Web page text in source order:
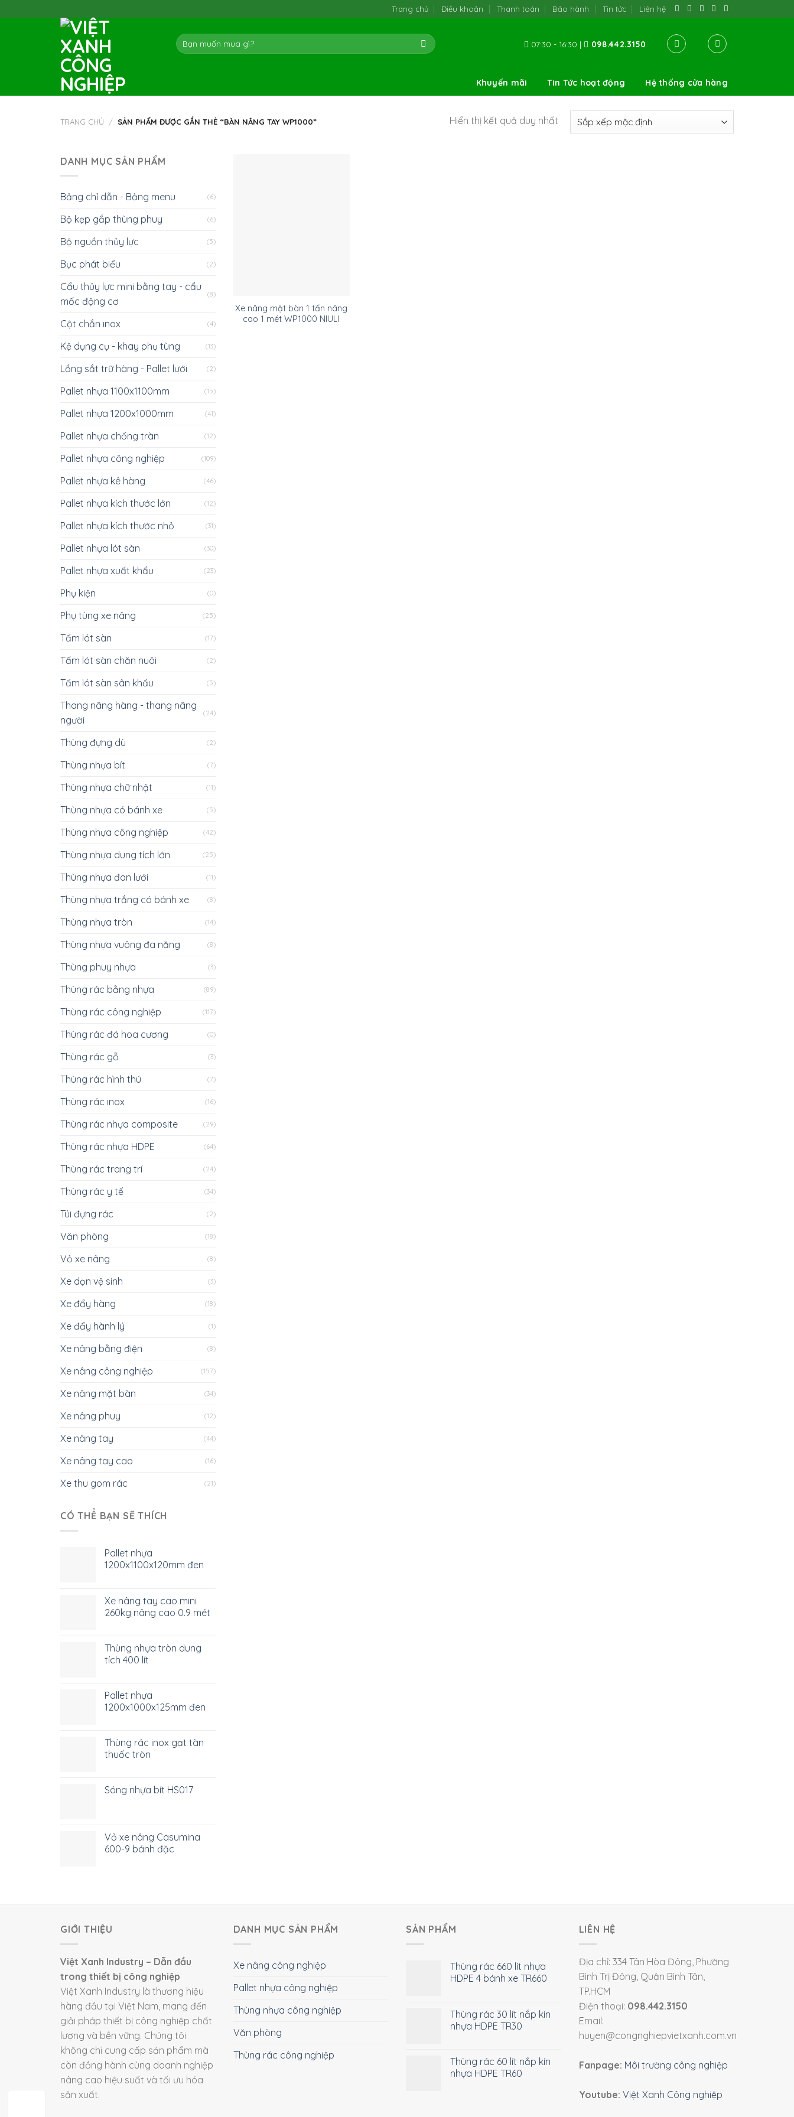
to
Trang chủ Điều khoản Thanh toán Bảo hành Tin tức Liên hệ
Tìm
kiếm:
07:30 - 16:30 | 098.442.3150
Khuyến mãi Tin Tức hoạt động Hệ thống cửa hàng
TRANG CHỦ / SẢN PHẨM ĐƯỢC GẮN THẺ “BÀN NÂNG TAY WP1000” Hiển thị kết quả duy nhất
DANH MỤC SẢN PHẨM
Bảng chỉ dẫn - Bảng menu (6)
Bộ kẹp gắp thùng phuy (6)
Bộ nguồn thủy lực (5)
Bục phát biểu (2)
Cẩu thủy lực mini bằng tay - cẩu
mốc động cơ
(8)
Cột chắn inox (4)
Kệ dụng cụ - khay phụ tùng (13)
Lồng sắt trữ hàng - Pallet lưới (2)
Pallet nhựa 1100x1100mm (15)
Pallet nhựa 1200x1000mm (41)
Pallet nhựa chống tràn (12)
Pallet nhựa công nghiệp (109)
Pallet nhựa kê hàng (46)
Pallet nhựa kích thước lớn (12)
Pallet nhựa kích thước nhỏ (31)
Pallet nhựa lót sàn (30)
Pallet nhựa xuất khẩu (23)
Phụ kiện (0)
Phụ tùng xe nâng (25)
Tấm lót sàn (17)
Tấm lót sàn chăn nuôi (2)
Tấm lót sàn sân khấu (5)
Thang nâng hàng - thang nâng
người
(24)
Thùng đựng dù (2)
Thùng nhựa bít (7)
Thùng nhựa chữ nhật (11)
Thùng nhựa có bánh xe (5)
Thùng nhựa công nghiệp (42)
Thùng nhựa dung tích lớn (25)
Thùng nhựa đan lưới (11)
Thùng nhựa trắng có bánh xe (8)
Thùng nhựa tròn (14)
Thùng nhựa vuông đa năng (8)
Thùng phuy nhựa (3)
Thùng rác bằng nhựa (89)
Thùng rác công nghiệp (117)
Thùng rác đá hoa cương (0)
Thùng rác gỗ (3)
Thùng rác hình thú (7)
Thùng rác inox (16)
Thùng rác nhựa composite (29)
Thùng rác nhựa HDPE (64)
Thùng rác trang trí (24)
Thùng rác y tế (34)
Túi đựng rác (2)
Văn phòng (18)
Vỏ xe nâng (8)
Xe dọn vệ sinh (3)
Xe đẩy hàng (18)
Xe đẩy hành lý (1)
Xe nâng bằng điện (8)
Xe nâng công nghiệp (157)
Xe nâng mặt bàn (34)
Xe nâng phuy (12)
Xe nâng tay (44)
Xe nâng tay cao (16)
Xe thu gom rác (21)
CÓ THỂ BẠN SẼ THÍCH
Pallet nhựa
1200x1100x120mm đen
Xe nâng tay cao mini
260kg nâng cao 0.9 mét
Thùng nhựa tròn dung
tích 400 lít
Pallet nhựa
1200x1000x125mm đen
Thùng rác inox gạt tàn
thuốc tròn
Sóng nhựa bít HS017
Vỏ xe nâng Casumina
600-9 bánh đặc
Xe nâng mặt bàn 1 tấn nâng
cao 1 mét WP1000 NIULI
GIỚI THIỆU
Việt Xanh Industry – Dẫn đầu
trong thiết bị công nghiệp
Việt Xanh Industry là thương hiệu
hàng đầu tại Việt Nam, mang đến
giải pháp thiết bị công nghiệp chất
lượng và bền vững. Chúng tôi
không chỉ cung cấp sản phẩm mà
còn đồng hành cùng doanh nghiệp
nâng cao hiệu suất và tối ưu hóa
sản xuất.
DANH MỤC SẢN PHẨM
Xe nâng công nghiệp
Pallet nhựa công nghiệp
Thùng nhựa công nghiệp
Văn phòng
Thùng rác công nghiệp
SẢN PHẨM
Thùng rác 660 lít nhựa
HDPE 4 bánh xe TR660
Thùng rác 30 lít nắp kín
nhựa HDPE TR30
Thùng rác 60 lít nắp kín
nhựa HDPE TR60
LIÊN HỆ
Địa chỉ: 334 Tân Hòa Đông, Phường
Bình Trị Đông, Quận Bình Tân,
TP.HCM
Điện thoại: 098.442.3150
Email:
huyen@congnghiepvietxanh.com.vn
Fanpage: Môi trường công nghiệp
Youtube: Việt Xanh Công nghiệp